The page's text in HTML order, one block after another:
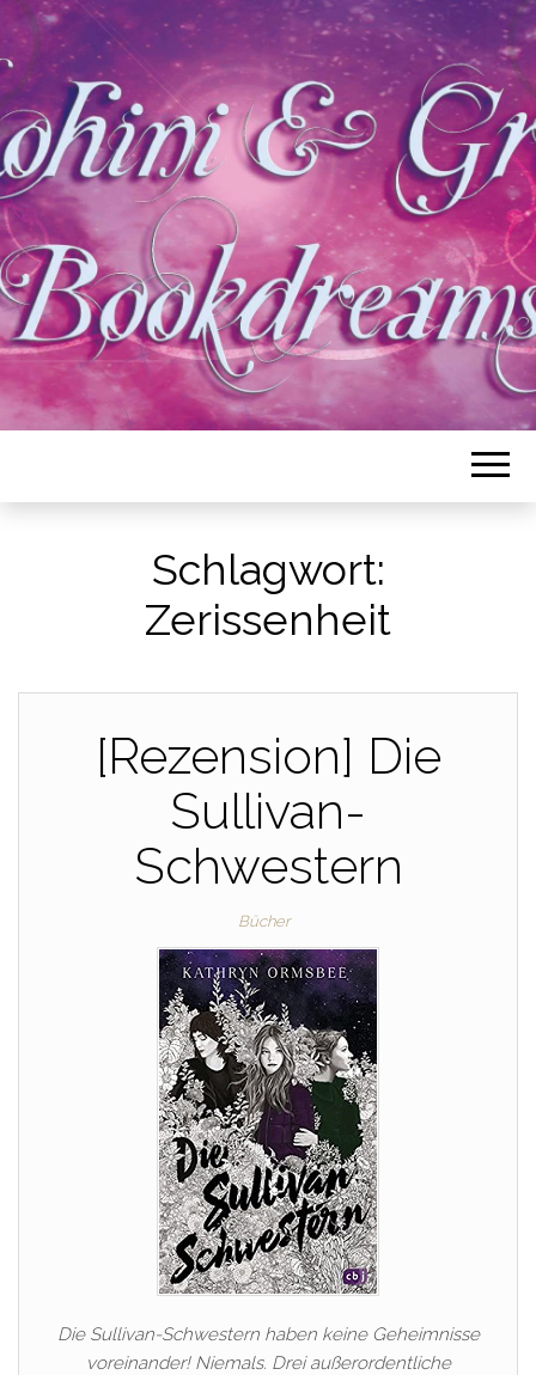
Schlagwort:
Zerissenheit
[Rezension] Die
Sullivan-
Schwestern
Bücher
Die Sullivan-Schwestern haben keine Geheimnisse
voreinander! Niemals. Drei außerordentliche